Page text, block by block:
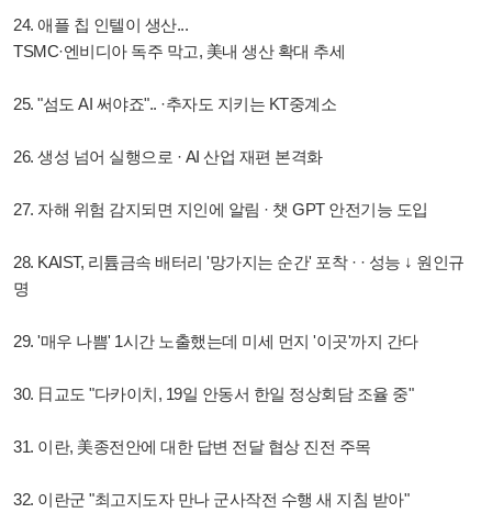
24. 애플 칩 인텔이 생산...
TSMC·엔비디아 독주 막고, 美내 생산 확대 추세
25. "섬도 AI 써야죠".. ·추자도 지키는 KT중계소
26. 생성 넘어 실행으로 · AI 산업 재편 본격화
27. 자해 위험 감지되면 지인에 알림 · 챗 GPT 안전기능 도입
28. KAIST, 리튬금속 배터리 '망가지는 순간' 포착 · · 성능 ↓ 원인규
명
29. '매우 나쁨' 1시간 노출했는데 미세 먼지 '이곳'까지 간다
30. 日교도 "다카이치, 19일 안동서 한일 정상회담 조율 중"
31. 이란, 美종전안에 대한 답변 전달 협상 진전 주목
32. 이란군 "최고지도자 만나 군사작전 수행 새 지침 받아"